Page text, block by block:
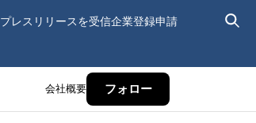
プレスリリースを受信企業登録申請
会社概要 フォロー